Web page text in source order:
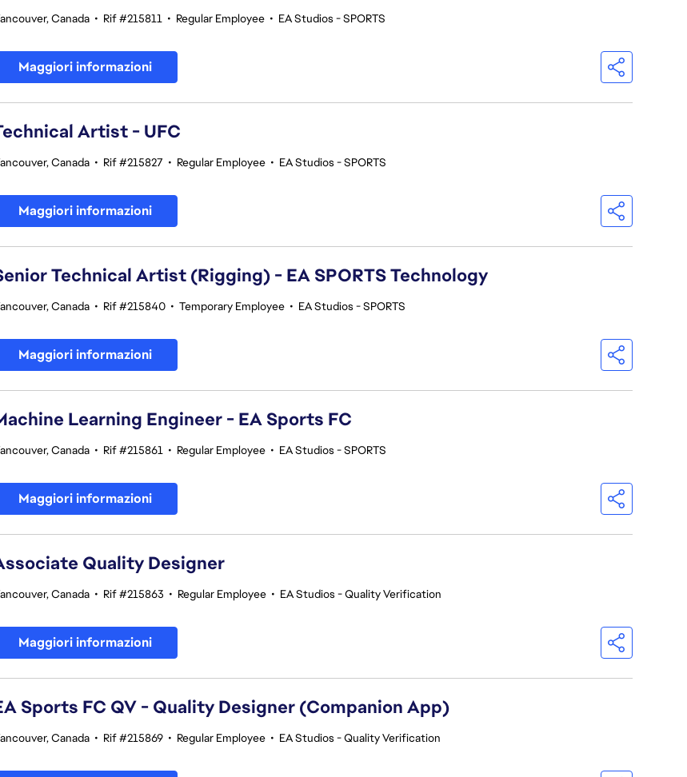
Canada • Rif #215811 • Regular Employee • EA Studios - SPORTS
Maggiori informazioni
Artist - UFC
Canada • Rif #215827 • Regular Employee • EA Studios - SPORTS
Maggiori informazioni
Technical Artist (Rigging) - EA SPORTS Technology
Canada • Rif #215840 • Temporary Employee • EA Studios - SPORTS
Maggiori informazioni
Learning Engineer - EA Sports FC
Canada • Rif #215861 • Regular Employee • EA Studios - SPORTS
Maggiori informazioni
Quality Designer
Canada • Rif #215863 • Regular Employee • EA Studios - Quality Verification
Maggiori informazioni
Sports FC QV - Quality Designer (Companion App)
Canada • Rif #215869 • Regular Employee • EA Studios - Quality Verification